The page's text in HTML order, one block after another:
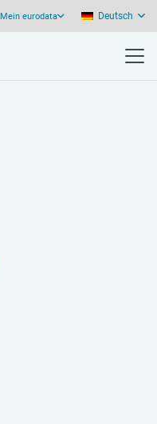
Mein eurodata Deutsch